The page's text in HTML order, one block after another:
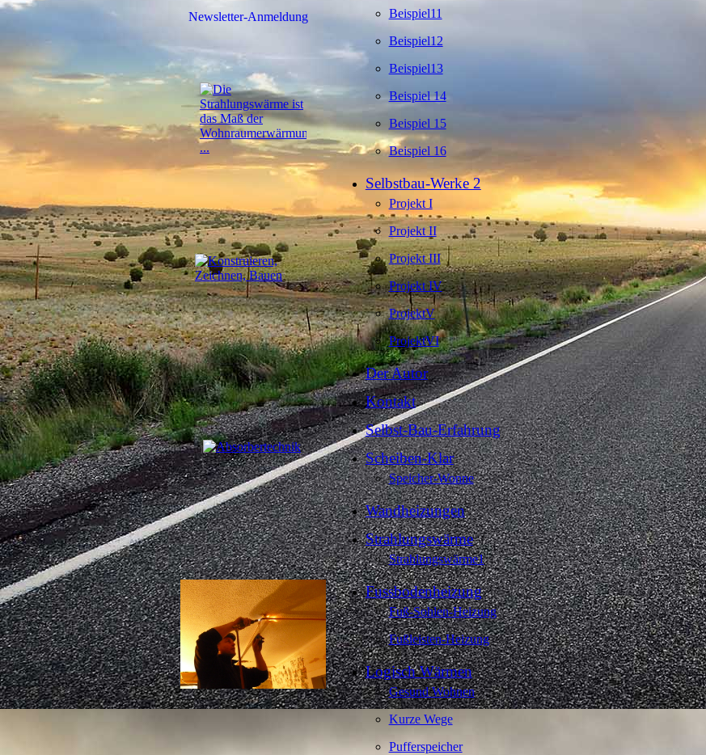
Newsletter-Anmeldung
Beispiel11
Beispiel12
Beispiel13
Beispiel 14
Beispiel 15
Beispiel 16
Selbstbau-Werke 2
Projekt I
Projekt II
Projekt III
Projekt IV
ProjektV
ProjektVI
Der Autor
Kontakt
Selbst-Bau-Erfahrung
Scheiben-Klar
Speicher-Wonne
Wandheizungen
Strahlungswärme
Strahlungswärme1
Fussbodenheizung
Fuß-Sohlen-Heizung
Fußleisten-Heizung
Logisch Wärmen
Gesund Wohnen
Kurze Wege
Pufferspeicher